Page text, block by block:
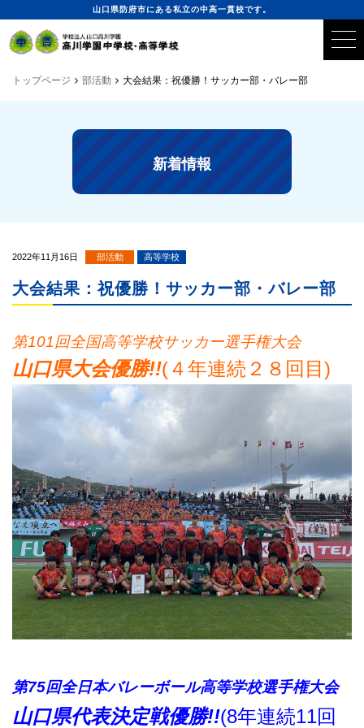
山口県防府市にある私立の中高一貫校です。
トップページ 部活動 大会結果：祝優勝！サッカー部・バレー部
新着情報
2022年11月16日 部活動 高等学校
大会結果：祝優勝！サッカー部・バレー部
第101回全国高等学校サッカー選手権大会
山口県大会優勝!!(４年連続２８回目)
第75回全日本バレーボール高等学校選手権大会
山口県代表決定戦優勝!!(8年連続11回